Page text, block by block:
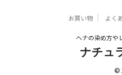
お買い物 よく
ヘナの染め方や
ナチュ
©